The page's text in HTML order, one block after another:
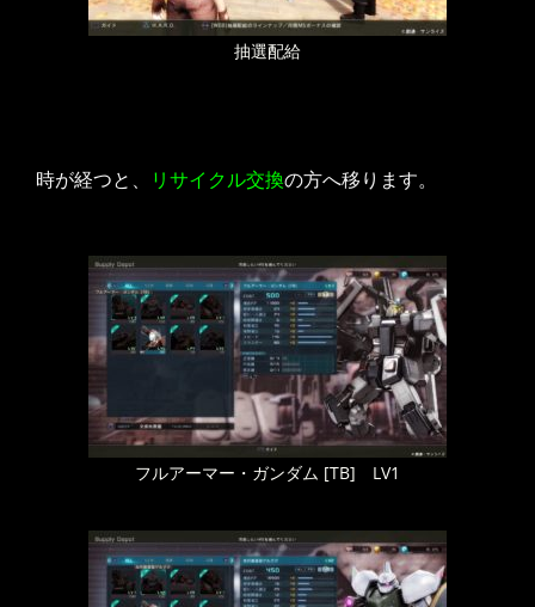
抽選配給
時が経つと、 リサイクル交換の方へ移ります。
フルアーマー・ガンダム [TB] LV1